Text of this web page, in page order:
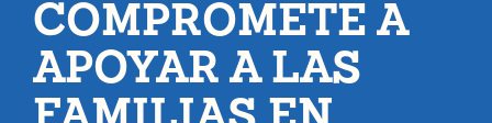
COMPROMETE A
APOYAR A LAS